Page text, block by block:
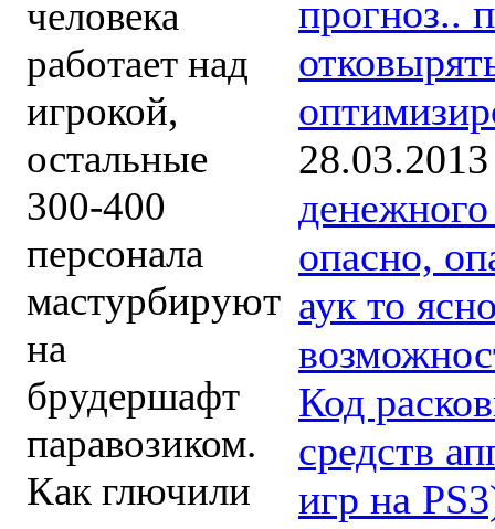
человека
работает над
игрокой,
остальные
300-400
персонала
мастурбируют
на
брудершафт
паравозиком.
Как глючили
прогноз..
28.03.2013
опасно,
аук то
Код
средств
игр на